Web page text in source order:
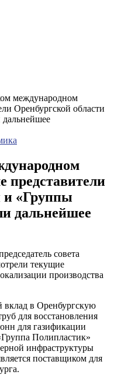
международном
Оренбургской области
представители
и «Группы
дальнейшее
совета
текущие
производства
вклад в Оренбургскую
для восстановления
для газификации
Полипластик»
инфраструктуры
поставщиком для